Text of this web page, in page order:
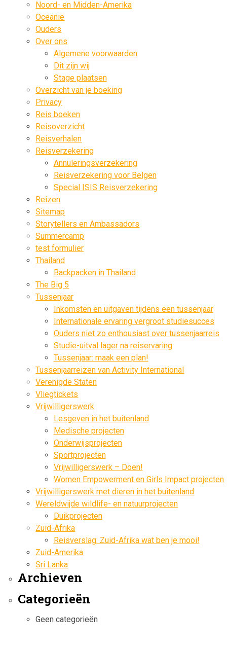
Noord- en Midden-Amerika
Oceanië
Ouders
Over ons
Algemene voorwaarden
Dit zijn wij
Stage plaatsen
Overzicht van je boeking
Privacy
Reis boeken
Reisoverzicht
Reisverhalen
Reisverzekering
Annuleringsverzekering
Reisverzekering voor Belgen
Special ISIS Reisverzekering
Reizen
Sitemap
Storytellers en Ambassadors
Summercamp
test formulier
Thailand
Backpacken in Thailand
The Big 5
Tussenjaar
Inkomsten en uitgaven tijdens een tussenjaar
Internationale ervaring vergroot studiesucces
Ouders niet zo enthousiast over tussenjaarreis
Studie-uitval lager na reiservaring
Tussenjaar: maak een plan!
Tussenjaarreizen van Activity International
Verenigde Staten
Vliegtickets
Vrijwilligerswerk
Lesgeven in het buitenland
Medische projecten
Onderwijsprojecten
Sportprojecten
Vrijwilligerswerk – Doen!
Women Empowerment en Girls Impact projecten
Vrijwilligerswerk met dieren in het buitenland
Wereldwijde wildlife- en natuurprojecten
Duikprojecten
Zuid-Afrika
Reisverslag: Zuid-Afrika wat ben je mooi!
Zuid-Amerika
Sri Lanka
Archieven
Categorieën
Geen categorieën